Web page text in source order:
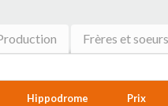
Frères et soeurs
Hippodrome Prix